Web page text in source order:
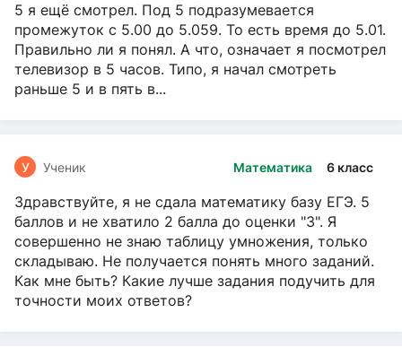
5 я ещё смотрел. Под 5 подразумевается
промежуток с 5.00 до 5.059. То есть время до 5.01.
Правильно ли я понял. А что, означает я посмотрел
телевизор в 5 часов. Типо, я начал смотреть
раньше 5 и в пять в...
Математика 6 класс
У Ученик
Здравствуйте, я не сдала математику базу ЕГЭ. 5
баллов и не хватило 2 балла до оценки "3". Я
совершенно не знаю таблицу умножения, только
складываю. Не получается понять много заданий.
Как мне быть? Какие лучше задания подучить для
точности моих ответов?